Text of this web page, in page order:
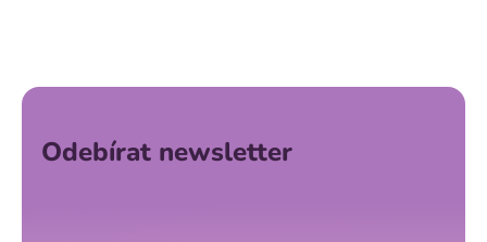
Odebírat newsletter